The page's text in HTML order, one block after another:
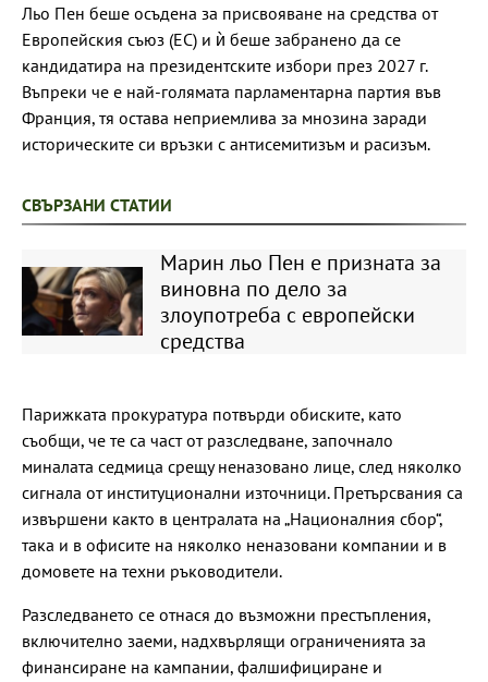
Льо Пен беше осъдена за присвояване на средства от
Европейския съюз (ЕС) и ѝ беше забранено да се
кандидатира на президентските избори през 2027 г.
Въпреки че е най-голямата парламентарна партия във
Франция, тя остава неприемлива за мнозина заради
историческите си връзки с антисемитизъм и расизъм.
СВЪРЗАНИ СТАТИИ
Марин льо Пен е призната за
виновна по дело за
злоупотреба с европейски
средства
Парижката прокуратура потвърди обиските, като
съобщи, че те са част от разследване, започнало
миналата седмица срещу неназовано лице, след няколко
сигнала от институционални източници. Претърсвания са
извършени както в централата на „Националния сбор“,
така и в офисите на няколко неназовани компании и в
домовете на техни ръководители.
Разследването се отнася до възможни престъпления,
включително заеми, надхвърлящи ограниченията за
финансиране на кампании, фалшифициране и